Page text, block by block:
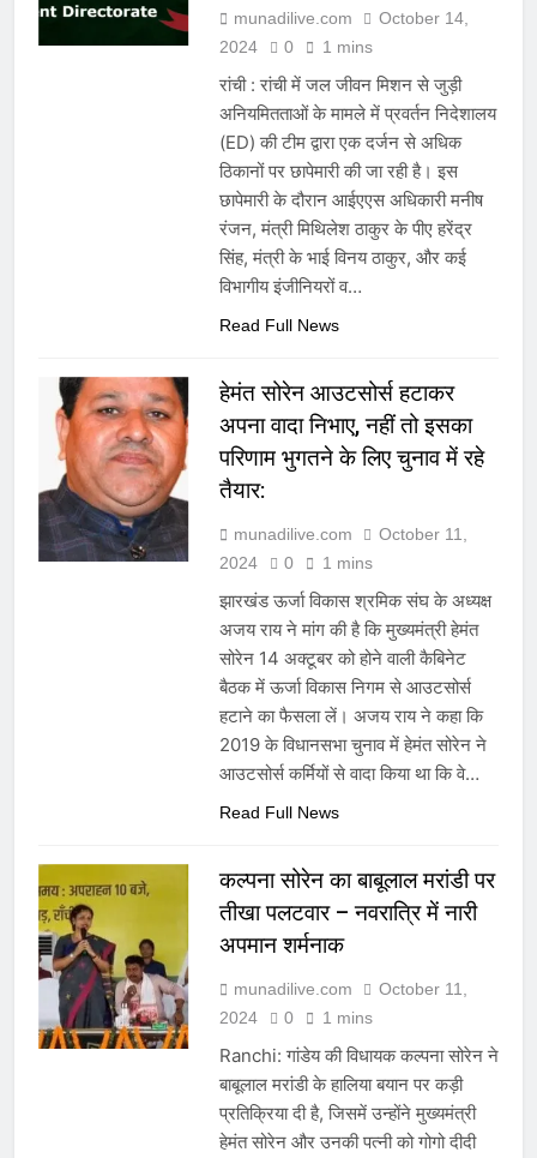
munadilive.com
October 14,
2024
0 1 mins
रांची : रांची में जल जीवन मिशन से जुड़ी
अनियमितताओं के मामले में प्रवर्तन निदेशालय
(ED) की टीम द्वारा एक दर्जन से अधिक
ठिकानों पर छापेमारी की जा रही है। इस
छापेमारी के दौरान आईएएस अधिकारी मनीष
रंजन, मंत्री मिथिलेश ठाकुर के पीए हरेंद्र
सिंह, मंत्री के भाई विनय ठाकुर, और कई
विभागीय इंजीनियरों व…
Read Full News
हेमंत सोरेन आउटसोर्स हटाकर
अपना वादा निभाए, नहीं तो इसका
परिणाम भुगतने के लिए चुनाव में रहे
तैयार:
munadilive.com
October 11,
2024
0 1 mins
झारखंड ऊर्जा विकास श्रमिक संघ के अध्यक्ष
अजय राय ने मांग की है कि मुख्यमंत्री हेमंत
सोरेन 14 अक्टूबर को होने वाली कैबिनेट
बैठक में ऊर्जा विकास निगम से आउटसोर्स
हटाने का फैसला लें। अजय राय ने कहा कि
2019 के विधानसभा चुनाव में हेमंत सोरेन ने
आउटसोर्स कर्मियों से वादा किया था कि वे…
Read Full News
कल्पना सोरेन का बाबूलाल मरांडी पर
तीखा पलटवार – नवरात्रि में नारी
अपमान शर्मनाक
munadilive.com
October 11,
2024
0 1 mins
Ranchi: गांडेय की विधायक कल्पना सोरेन ने
बाबूलाल मरांडी के हालिया बयान पर कड़ी
प्रतिक्रिया दी है, जिसमें उन्होंने मुख्यमंत्री
हेमंत सोरेन और उनकी पत्नी को गोगो दीदी